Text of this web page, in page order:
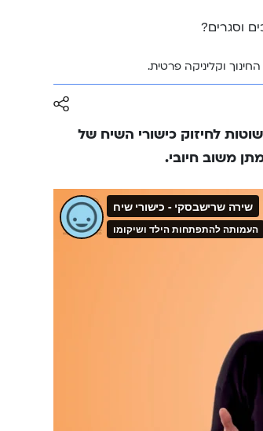
וסגרים?
וקליניקה פרטית.
לחיזוק כישורי השיח של
משוב חיובי.